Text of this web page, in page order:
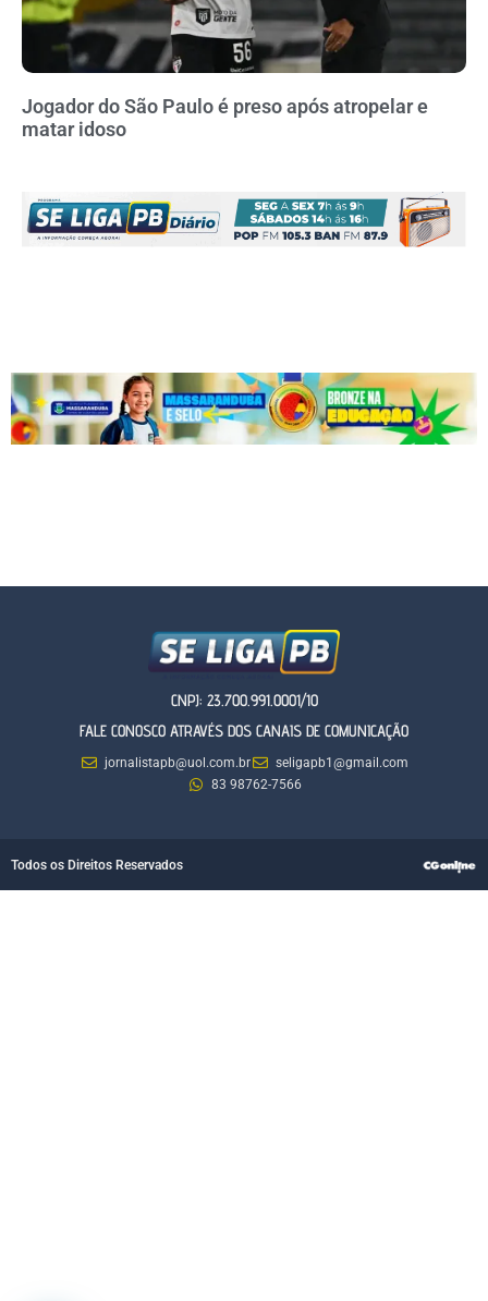
Jogador do São Paulo é preso após atropelar e
matar idoso
CNPJ: 23.700.991.0001/10
FALE CONOSCO ATRAVÉS DOS CANAIS DE COMUNICAÇÃO
jornalistapb@uol.com.br
seligapb1@gmail.com
83 98762-7566
Todos os Direitos Reservados